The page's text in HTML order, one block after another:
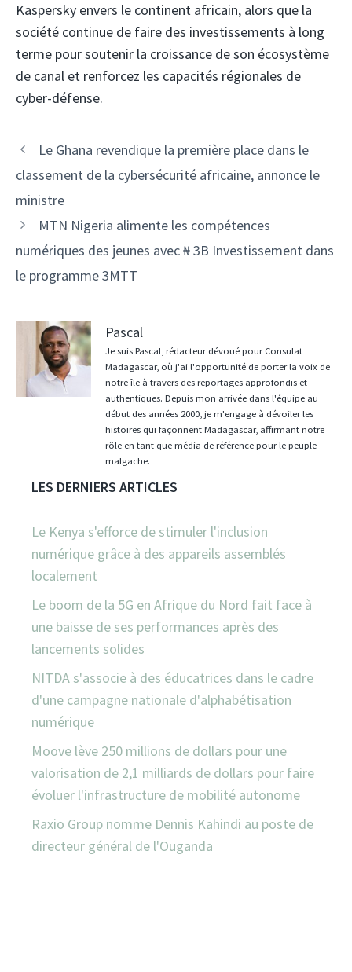
Kaspersky envers le continent africain, alors que la
société continue de faire des investissements à long
terme pour soutenir la croissance de son écosystème
de canal et renforcez les capacités régionales de
cyber-défense.
Navigation
des
Le Ghana revendique la première place dans le
classement de la cybersécurité africaine, annonce le
ministre
MTN Nigeria alimente les compétences
numériques des jeunes avec ₦ 3B Investissement dans
le programme 3MTT
Pascal
Je suis Pascal, rédacteur dévoué pour Consulat
Madagascar, où j'ai l'opportunité de porter la voix de
notre île à travers des reportages approfondis et
authentiques. Depuis mon arrivée dans l'équipe au
début des années 2000, je m'engage à dévoiler les
histoires qui façonnent Madagascar, affirmant notre
rôle en tant que média de référence pour le peuple
malgache.
LES DERNIERS ARTICLES
Le Kenya s'efforce de stimuler l'inclusion
numérique grâce à des appareils assemblés
localement
Le boom de la 5G en Afrique du Nord fait face à
une baisse de ses performances après des
lancements solides
NITDA s'associe à des éducatrices dans le cadre
d'une campagne nationale d'alphabétisation
numérique
Moove lève 250 millions de dollars pour une
valorisation de 2,1 milliards de dollars pour faire
évoluer l'infrastructure de mobilité autonome
Raxio Group nomme Dennis Kahindi au poste de
directeur général de l'Ouganda